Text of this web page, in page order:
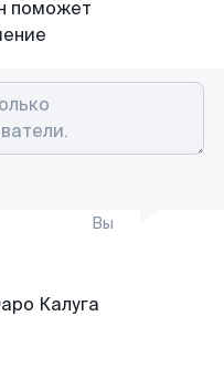
поможет
Вы